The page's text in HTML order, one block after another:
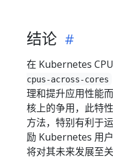
结论
在 Kubernetes
cpus-across-cores
理和提升应用性能
核上的争用，此特
方法，特别有利于
励 Kubernetes 用
将对其未来发展至关